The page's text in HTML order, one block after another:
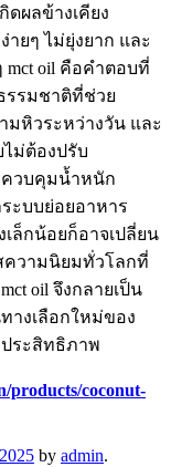
ดผลข้างเคียง
ยๆ ไม่ยุ่งยาก และ
oil คือคำตอบที่
รรมชาติที่ช่วย
มหิวระหว่างวัน และ
ม่ต้องปรับ
วบคุมน้ำหนัก
ะบบย่อยอาหาร
เล็กน้อยก็อาจเปลี่ยน
ความนิยมทั่วโลกที่
oil จึงกลายเป็น
างเลือกใหม่ของ
ระสิทธิภาพ
products/coconut-
by admin.